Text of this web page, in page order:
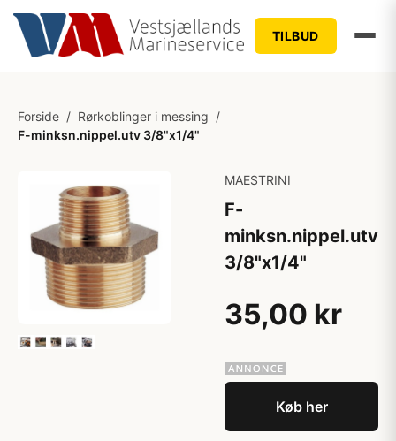
TILBUD
Forside / Rørkoblinger i messing /
F-minksn.nippel.utv 3/8"x1/4"
MAESTRINI
F-
minksn.nippel.utv
3/8"x1/4"
35,00 kr
Køb her